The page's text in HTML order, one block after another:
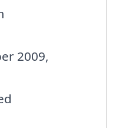
2009,